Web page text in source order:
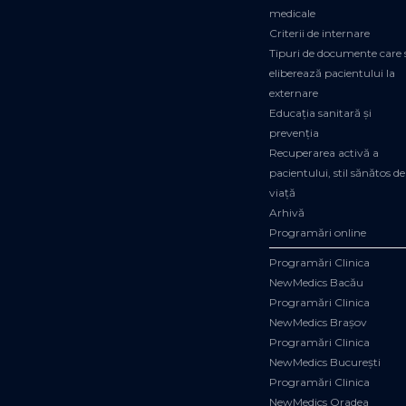
medicale
Criterii de internare
Tipuri de documente care
eliberează pacientului la
externare
Educația sanitară și
prevenția
Recuperarea activă a
pacientului, stil sănătos de
viață
Arhivă
Programări online
Programări Clinica
NewMedics Bacău
Programări Clinica
NewMedics Brașov
Programări Clinica
NewMedics București
Programări Clinica
NewMedics Oradea